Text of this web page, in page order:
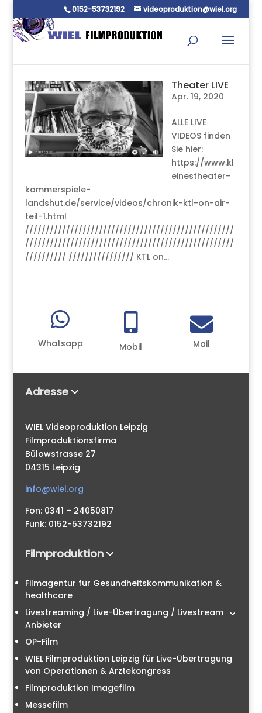
0152-53732192 videoproduktion@wiel.org
Theater LIVE
Apr. 19, 2020
ALLE LIVE
VIDEOS finden
Sie hier:
https://www.kl
einestheater-
kammerspiele-
landshut.de/service/videos/chronik-ktl-on-air-
teil-1.html
///////////////////////////////////////////////////
///////////////////////////////////////////////////
////////// //////////////// KTL on...

Whatsapp

Mobil

Mail
Adresse
WIEL Videoproduktion Leipzig
Filmproduktionsfirma
Bülowstrasse 27
04315 Leipzig
info@wiel.org
Fon: 0341 – 24050817
Funk: 0152-53732192
Filmproduktion
Filmagentur für Gesundheitskommunikation &
healthcare
Livestreaming / Live-Übertragung / Livestream
Anbieter
OP-Film
WIEL Filmproduktion Leipzig für Live-Übertragung
von Operationen & Ärztekongress
Filmproduktion Imagefilm
Messefilm